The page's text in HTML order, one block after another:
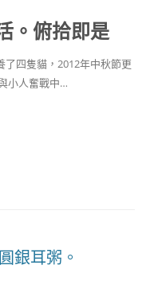
。俯拾即是
四隻貓，2012年中秋節更
小人奮戰中…
銀耳粥。